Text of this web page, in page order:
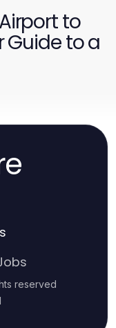
to
Guide to a
reserved